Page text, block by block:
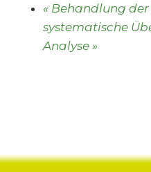
« Behandlung
systematische
Analyse »